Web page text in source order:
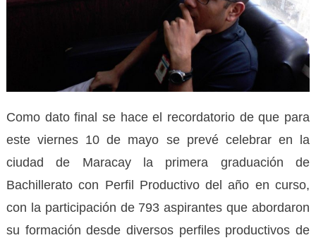
Como dato final se hace el recordatorio de que para
este viernes 10 de mayo se prevé celebrar en la
ciudad de Maracay la primera graduación de
Bachillerato con Perfil Productivo del año en curso,
con la participación de 793 aspirantes que abordaron
su formación desde diversos perfiles productivos de